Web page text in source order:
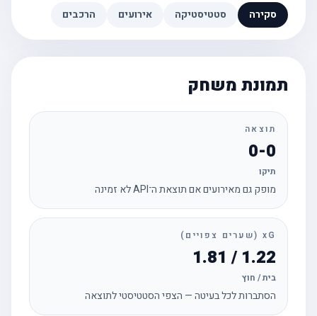
סקירה סטטיסטיקה אירועים הרכבים
תמונת משחק
תוצאה
0-0
תיקו
מופק גם מאירועים אם תוצאת ה־API לא זמינה
xG (שערים צפויים)
1.22 / 1.81
בית / חוץ
הסתברות לכל בעיטה — הצפי הסטטיסטי לתוצאה